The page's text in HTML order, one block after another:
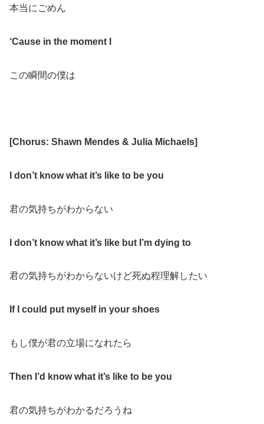
本当にごめん
‘Cause in the moment I
この瞬間の僕は
[Chorus: Shawn Mendes & Julia Michaels]
I don’t know what it’s like to be you
君の気持ちがわからない
I don’t know what it’s like but I’m dying to
君の気持ちがわからないけど死ぬ程理解したい
If I could put myself in your shoes
もし僕が君の立場になれたら
Then I’d know what it’s like to be you
君の気持ちがわかるだろうね